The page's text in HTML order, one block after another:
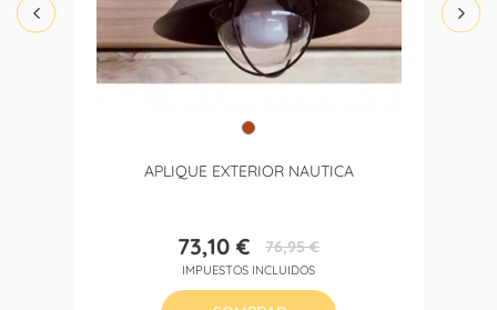
APLIQUE EXTERIOR NAUTICA
Precio
73,10 €Precio
base
76,95 €
IMPUESTOS INCLUIDOS